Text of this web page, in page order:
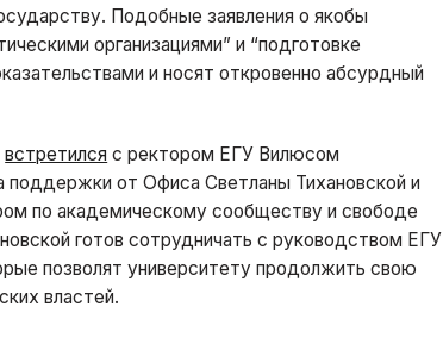
Подобные заявления о якобы
организациями” и “подготовке
и носят откровенно абсурдный
встретился с ректором ЕГУ Вилюсом
поддержки от Офиса Светланы Тихановской и
по академическому сообществу и свободе
готов сотрудничать с руководством ЕГУ
позволят университету продолжить свою
властей.